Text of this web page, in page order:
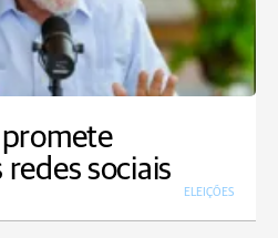
promete
sociais
ELEIÇÕES